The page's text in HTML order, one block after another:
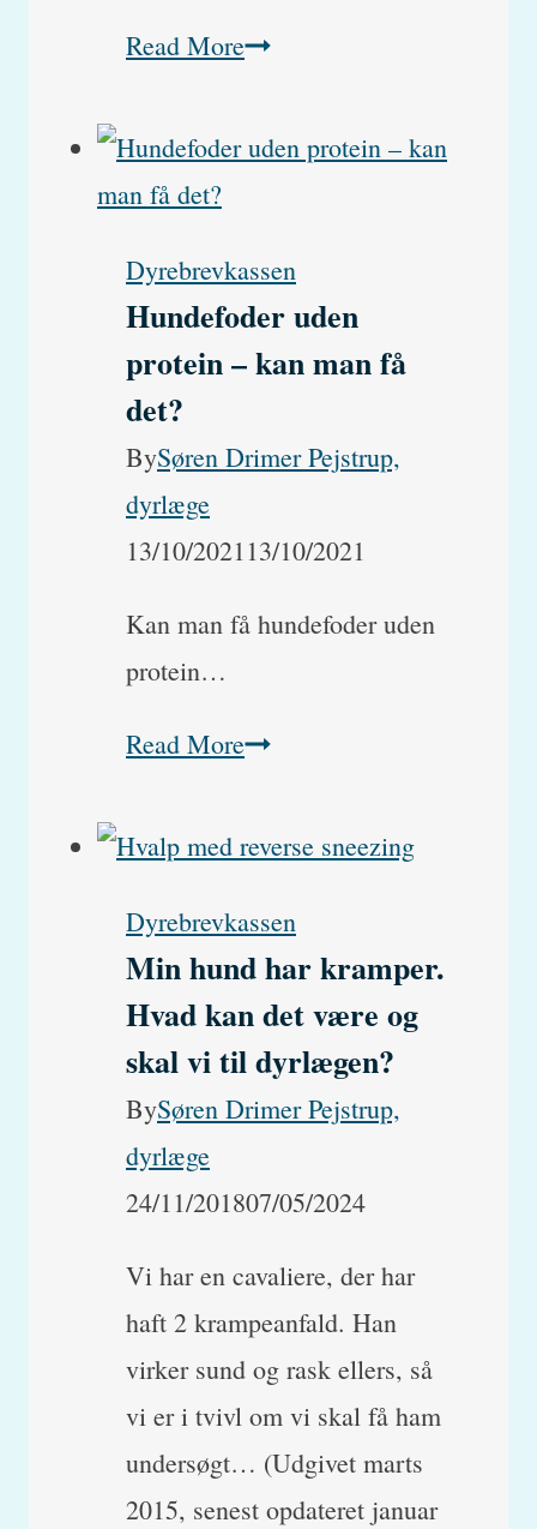
Read MoreMin
er
Hvorfor
giver
katte
Dyrebrevkassen
Hundefoder uden
protein – kan man få
det?
BySøren Drimer Pejstrup,
dyrlæge
13/10/202113/10/2021
Kan man få hundefoder uden
protein…
Read MoreHundefoder
protein
kan
man
få
det?
Dyrebrevkassen
Min hund har kramper.
Hvad kan det være og
skal vi til dyrlægen?
BySøren Drimer Pejstrup,
dyrlæge
24/11/201807/05/2024
Vi har en cavaliere, der har
haft 2 krampeanfald. Han
virker sund og rask ellers, så
vi er i tvivl om vi skal få ham
undersøgt… (Udgivet marts
2015, senest opdateret januar